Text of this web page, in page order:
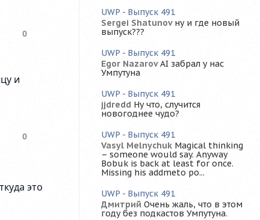
UWP - Выпуск 491
Sergei Shatunov ну и где новый
выпуск???
UWP - Выпуск 491
Egor Nazarov AI забрал у нас
Умпутуна
UWP - Выпуск 491
jjdredd Ну что, случится
новогоднее чудо?
UWP - Выпуск 491
Vasyl Melnychuk Magical thinking
– someone would say. Anyway
Bobuk is back at least for once.
Missing his addmeto po...
UWP - Выпуск 491
Дмитрий Очень жаль, что в этом
году без подкастов Умпутуна.